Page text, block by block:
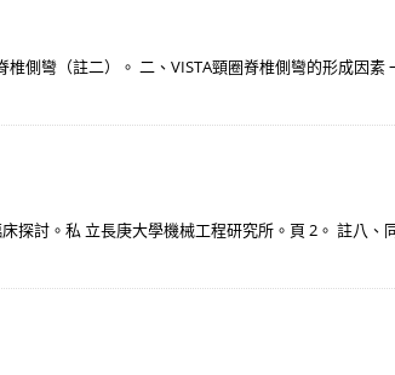
側彎（註二）。 二、VISTA頸圈脊椎側彎的形成因素
探討。私 立長庚大學機械工程研究所。頁 2。 註八、